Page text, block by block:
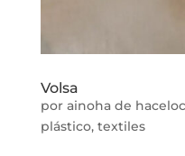
Volsa
por ainoha de
plástico, textiles